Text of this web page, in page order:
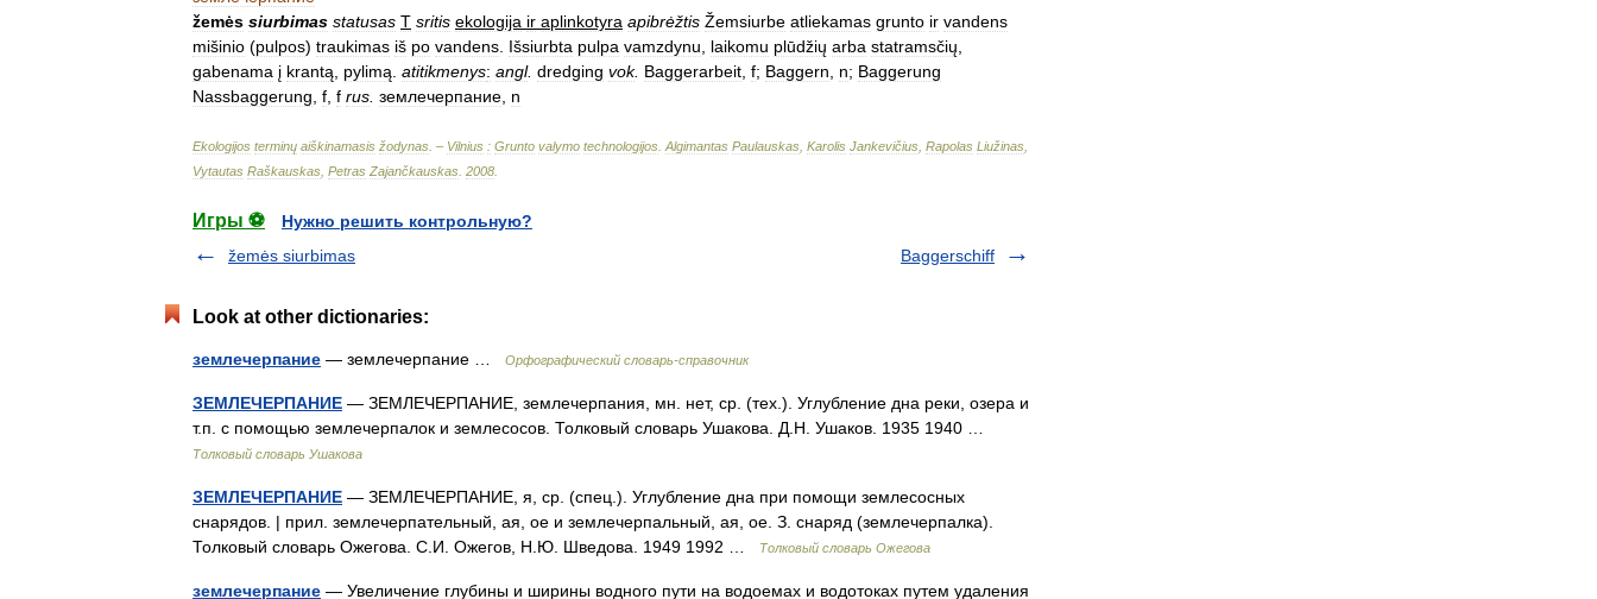
žemės siurbimas statusas T sritis ekologija ir aplinkotyra apibrėžtis Žemsiurbe atliekamas grunto ir vandens
mišinio (pulpos) traukimas iš po vandens Išsiurbta pulpa vamzdynu laikomu plūdžių arba statramsčių
gabenama į krantą pylimą atitikmenys: angl. dredging vok. Baggerarbeit f; Baggern n; Baggerung
Nassbaggerung f f rus землечерпание n
Ekologijos terminų aiškinamasis žodynas . – Vilnius : Grunto valymo technologijos Algimantas Paulauskas Karolis Jankevičius Rapolas Liužinas
Vytautas Raškauskas Petras Zajančkauskas 2008
Игры ⚽
Нужно решить контрольную?
žemės siurbimas
Baggerschiff
Look at other dictionaries:
землечерпание — землечерпание … Орфографический словарь-справочник
ЗЕМЛЕЧЕРПАНИЕ — ЗЕМЛЕЧЕРПАНИЕ, землечерпания, мн. нет, ср. (тех.). Углубление дна реки, озера и
т.п. с помощью землечерпалок и землесосов. Толковый словарь Ушакова. Д.Н. Ушаков. 1935 1940 …
Толковый словарь Ушакова
ЗЕМЛЕЧЕРПАНИЕ — ЗЕМЛЕЧЕРПАНИЕ, я, ср. (спец.). Углубление дна при помощи землесосных
снарядов. | прил. землечерпательный, ая, ое и землечерпальный, ая, ое. З. снаряд (землечерпалка).
Толковый словарь Ожегова. С.И. Ожегов, Н.Ю. Шведова. 1949 1992 …
Толковый словарь Ожегова
землечерпание — Увеличение глубины и ширины водного пути на водоемах и водотоках путем удаления